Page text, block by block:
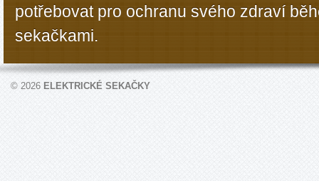
potřebovat pro ochranu svého zdraví
sekačkami.
© 2026 ELEKTRICKÉ SEKAČKY